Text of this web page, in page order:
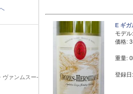
ヴァンムスー-
E ギ
モデル:
価格:
重量:
登録